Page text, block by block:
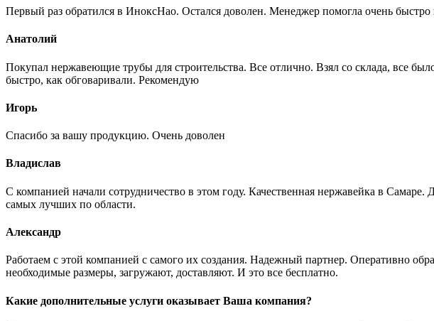
Первый раз обратился в ИноксНао. Остался доволен. Менеджер помогла очень
Анатолий
Покупал нержавеющие трубы для строительства. Все отлично. Взял со склада, все
быстро, как обговаривали. Рекомендую
Игорь
Спасибо за вашу продукцию. Очень доволен
Владислав
С компанией начали сотрудничество в этом году. Качественная нержавейка в
самых лучших по области.
Александр
Работаем с этой компанией с самого их создания. Надежный партнер. Оперативно
необходимые размеры, загружают, доставляют. И это все бесплатно.
Какие дополнительные услуги оказывает Ваша компания?